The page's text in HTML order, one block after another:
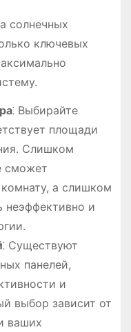
солнечных
ключевых
⁚ Выбирайте
площади
Слишком
сможет
а слишком
неэффективно и
⁚ Существуют
панелей,
и
выбор зависит от
ваших